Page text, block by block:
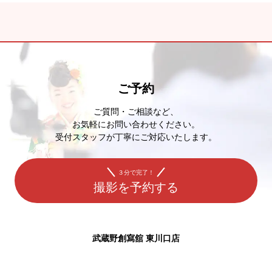
ご予約
ご質問・ご相談など、
お気軽にお問い合わせください。
受付スタッフが丁寧にご対応いたします。
３分で完了！
撮影を予約する
武蔵野創寫舘 東川口店